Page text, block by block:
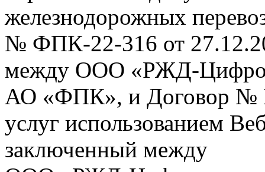
железнодорожных
№ ФПК-22-316 от
между ООО «РЖД-
АО «ФПК», и Договор №
услуг использованием
заключенный между